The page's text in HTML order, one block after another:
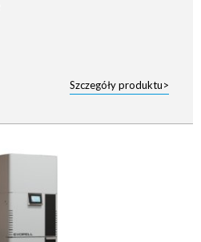
Szczegóły produktu>